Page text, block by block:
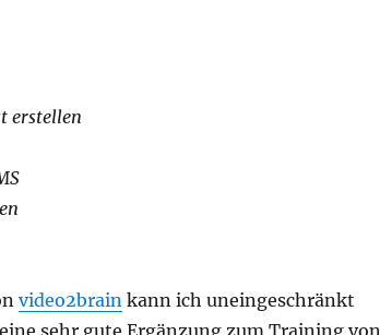
erstellen
video2brain kann ich uneingeschränkt
sehr gute Ergänzung zum Training von